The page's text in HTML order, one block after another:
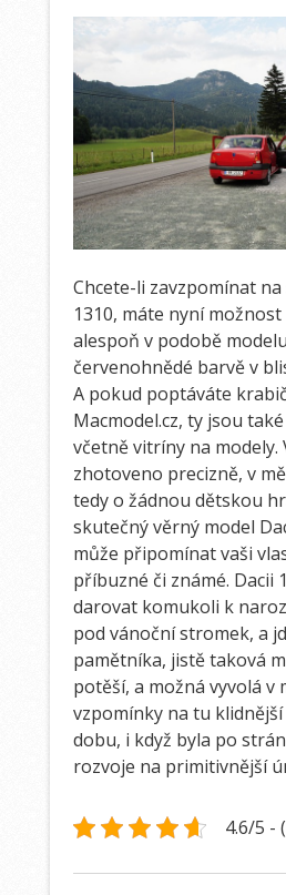
Chcete-li zavzpomínat
1310, máte nyní
alespoň v podobě
červenohnědé barvě v
A pokud poptáváte
Macmodel.cz, ty jsou
včetně vitríny na modely.
zhotoveno precizně, v
tedy o žádnou dětskou
skutečný věrný model
může připomínat vaši
příbuzné či známé. Dacii
darovat komukoli k
pod vánoční stromek, a
pamětníka, jistě taková
potěší, a možná vyvolá v
vzpomínky na tu
dobu, i když byla po
rozvoje na primitivnější
4.6/5 -